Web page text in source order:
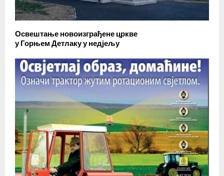
Освештање новоизграђене цркве
у Горњем Детлаку у недјељу